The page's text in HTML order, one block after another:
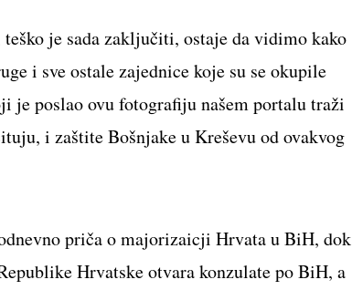
je sada zaključiti, ostaje da vidimo kako
i sve ostale zajednice koje su se okupile
je poslao ovu fotografiju našem portalu traži
i zaštite Bošnjake u Kreševu od ovakvog
priča o majorizaicji Hrvata u BiH, dok
Hrvatske otvara konzulate po BiH, a